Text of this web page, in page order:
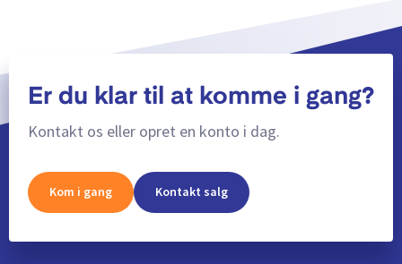
Er du klar til at komme i gang?
Kontakt os eller opret en konto i dag.
Kom i gang Kontakt salg